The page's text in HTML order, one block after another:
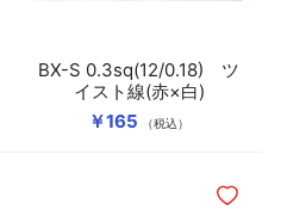
￥165 （税込）
BX-S 0.3sq(12/0.18) ツ
イスト線(赤×白)
ものリストに追加 ほしい